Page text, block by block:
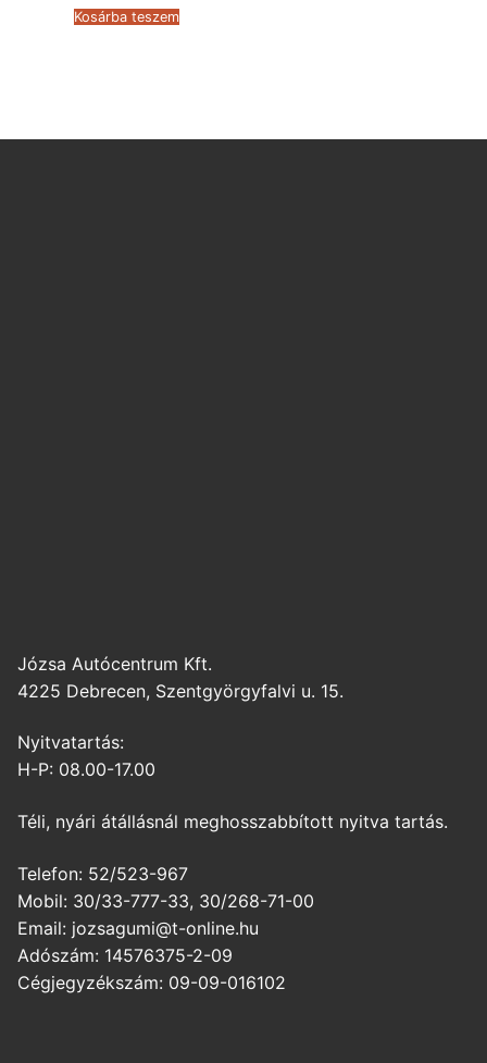
38.875 Ft.
Kosárba teszem
Józsa Autócentrum Kft.
4225 Debrecen, Szentgyörgyfalvi u. 15.
Nyitvatartás:
H-P: 08.00-17.00
Téli, nyári átállásnál meghosszabbított nyitva tartás.
Telefon: 52/523-967
Mobil: 30/33-777-33, 30/268-71-00
Email: jozsagumi@t-online.hu
Adószám: 14576375-2-09
Cégjegyzékszám: 09-09-016102